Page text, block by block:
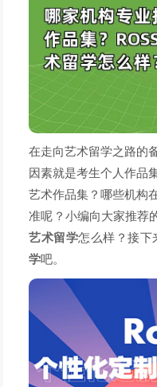
在走向艺术留学之路的
因素就是考生个人作品
艺术作品集？哪些机构
准呢？小编向大家推荐
艺术留学怎么样？接下
学吧。